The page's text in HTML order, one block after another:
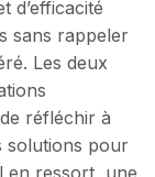
d’efficacité
sans rappeler
Les deux
réfléchir à
solutions pour
en ressort, une